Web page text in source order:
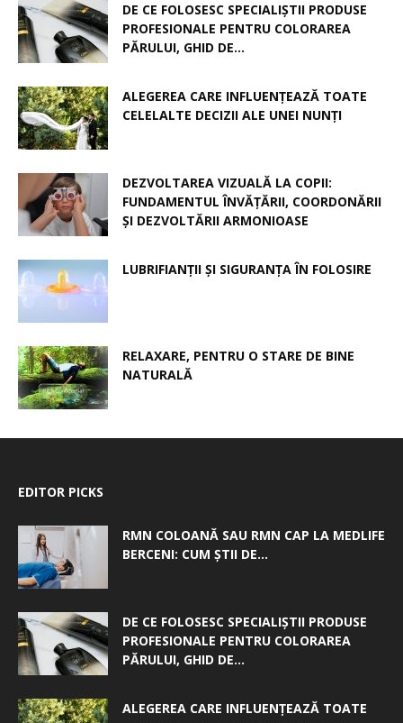
DE CE FOLOSESC SPECIALIȘTII PRODUSE
PROFESIONALE PENTRU COLORAREA
PĂRULUI, GHID DE...
ALEGEREA CARE INFLUENȚEAZĂ TOATE
CELELALTE DECIZII ALE UNEI NUNȚI
DEZVOLTAREA VIZUALĂ LA COPII:
FUNDAMENTUL ÎNVĂȚĂRII, COORDONĂRII
ȘI DEZVOLTĂRII ARMONIOASE
LUBRIFIANȚII ȘI SIGURANȚA ÎN FOLOSIRE
RELAXARE, PENTRU O STARE DE BINE
NATURALĂ
EDITOR PICKS
RMN COLOANĂ SAU RMN CAP LA MEDLIFE
BERCENI: CUM ȘTII DE...
DE CE FOLOSESC SPECIALIȘTII PRODUSE
PROFESIONALE PENTRU COLORAREA
PĂRULUI, GHID DE...
ALEGEREA CARE INFLUENȚEAZĂ TOATE